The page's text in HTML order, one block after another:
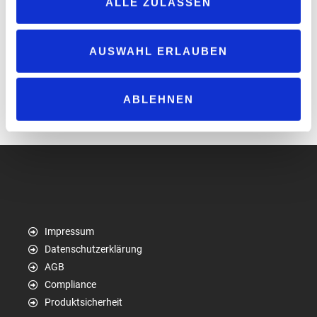
AUSWAHL ERLAUBEN
ABLEHNEN
‚KlimaBenzin95‘ wird ein weiterer Schritt hin zu einer
klimaverträglicheren Mobilität im Alltag möglich gemacht“, sagt
der „Lühmann Gruppe“, die die „Classic“-Tankstelle in Kirchweyhe
www.klima-kraftstoffe.de
Impressum
Datenschutzerklärung
AGB
Compliance
Produktsicherheit